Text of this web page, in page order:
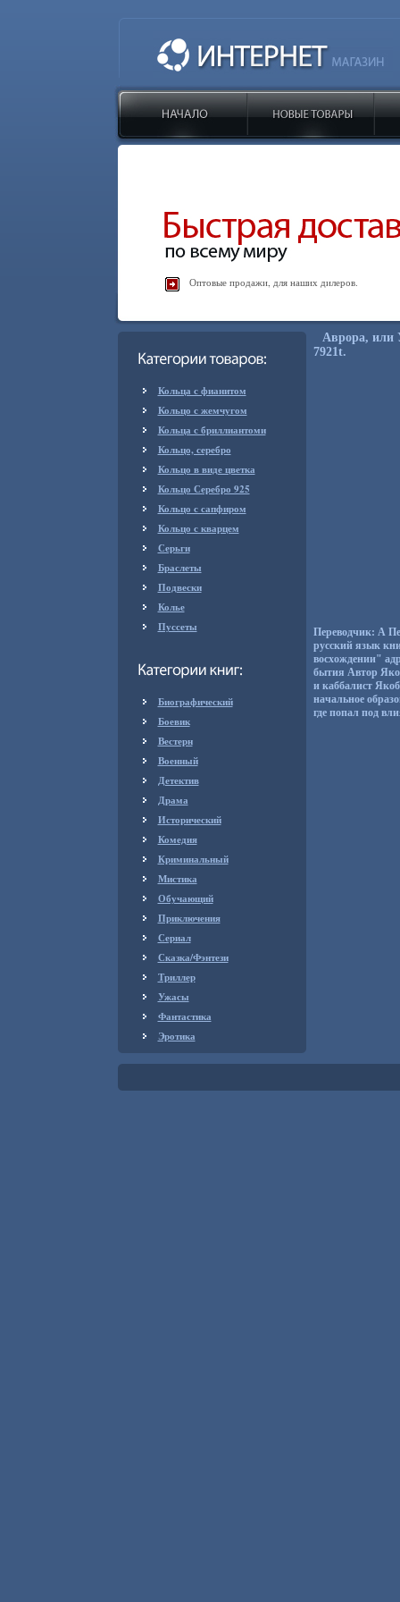
Оптовые продажи, для наших дилеров.
Кольца с фианитом
Кольцо с жемчугом
Кольца с бриллиантоми
Кольцо, серебро
Кольцо в виде цветка
Кольцо Серебро 925
Кольцо с сапфиром
Кольцо с кварцем
Серьги
Браслеты
Подвески
Колье
Пуссеты
Биографический
Боевик
Вестерн
Военный
Детектив
Драма
Исторический
Комедия
Криминальный
Мистика
Обучающий
Приключения
Сериал
Сказка/Фэнтези
Триллер
Ужасы
Фантастика
Эротика
Аврора, или
7921t.
Переводчик: А
русский язык
восхождении"
бытия Автор
и каббалист
начальное
где попал под